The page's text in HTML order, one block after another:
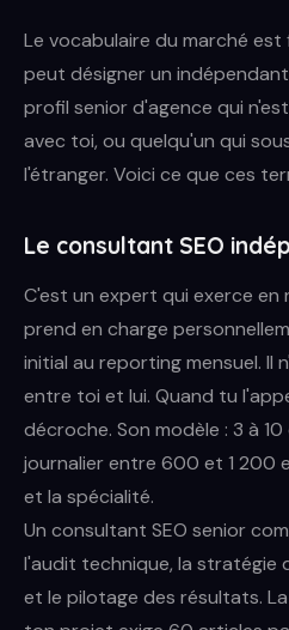
Le vocabulaire du marché est
peut désigner un
profil senior d'agence qui
avec toi, ou quelqu'un qui
l'étranger. Voici ce que ces
Le consultant SEO
C'est un expert qui exerce en
prend en charge
initial au reporting mensuel. Il
entre toi et lui. Quand tu
décroche. Son modèle : 3 à
journalier entre 600 et 1 200
et la spécialité.
Un consultant SEO senior
l'audit technique, la stratégie
et le pilotage des résultats.